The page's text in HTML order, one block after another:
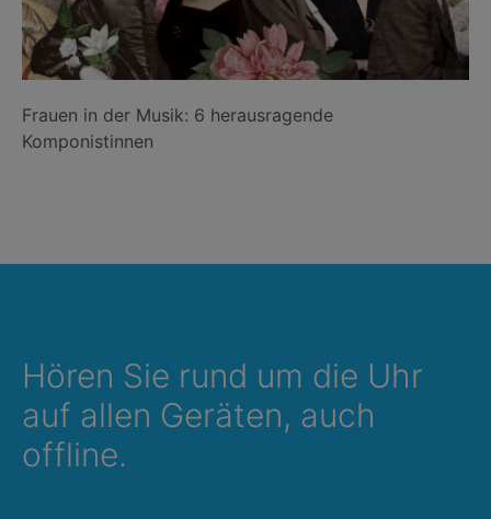
Frauen in der Musik: 6 herausragende
Komponistinnen
Hören Sie rund um die Uhr
auf allen Geräten, auch
offline.